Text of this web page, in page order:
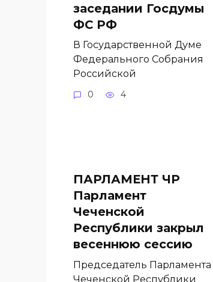
заседании Госдумы
ФС РФ
В Государственной Думе
Федерального Собрания
Российской
0 4
ПАРЛАМЕНТ ЧР
Парламент
Чеченской
Республики закрыл
весеннюю сессию
Председатель Парламента
Чеченской Республики